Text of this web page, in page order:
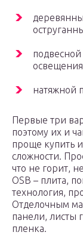
натяжной
Первые три
поэтому их и
проще купить
сложности.
что не горит,
OSB – плита,
технология,
Отделочным
панели, листы
пленка.